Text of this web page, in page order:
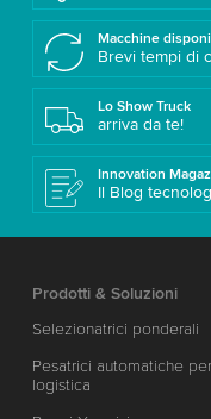
Macchine
Brevi tempi di
Lo Show Truck
arriva da te!
Innovation
Il Blog
Prodotti & Soluzioni
Selezionatrici ponderali
Pesatrici automatiche per
logistica